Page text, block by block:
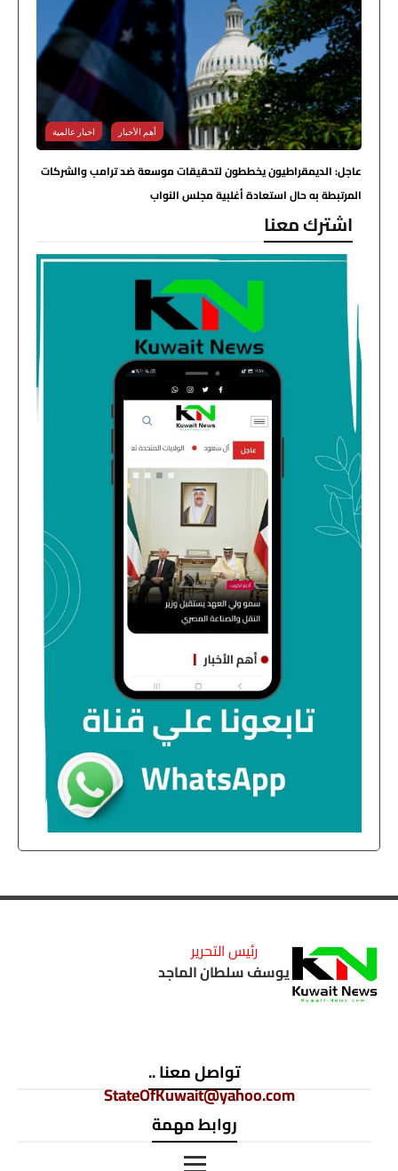
أهم الأخبار اخبار عالمية
عاجل: الديمقراطيون يخططون لتحقيقات موسعة ضد ترامب والشركات
المرتبطة به حال استعادة أغلبية مجلس النواب
اشترك معنا
رئيس التحرير
يوسف سلطان الماجد
تواصل معنا ..
StateOfKuwait@yahoo.com
روابط مهمة